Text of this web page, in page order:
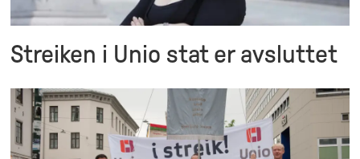
Streiken i Unio stat er avsluttet